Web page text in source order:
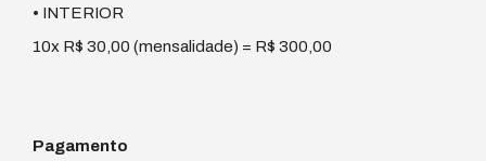
• INTERIOR
10x R$ 30,00 (mensalidade) = R$ 300,00
Pagamento